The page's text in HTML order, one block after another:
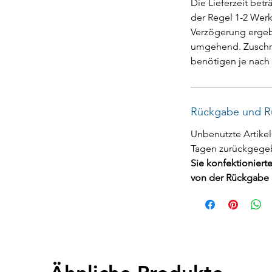
Die Lieferzeit
der Regel 1-2
Verzögerung
umgehend.
benötigen je
Rückgabe und
Unbenutzte
Tagen
Sie
von der